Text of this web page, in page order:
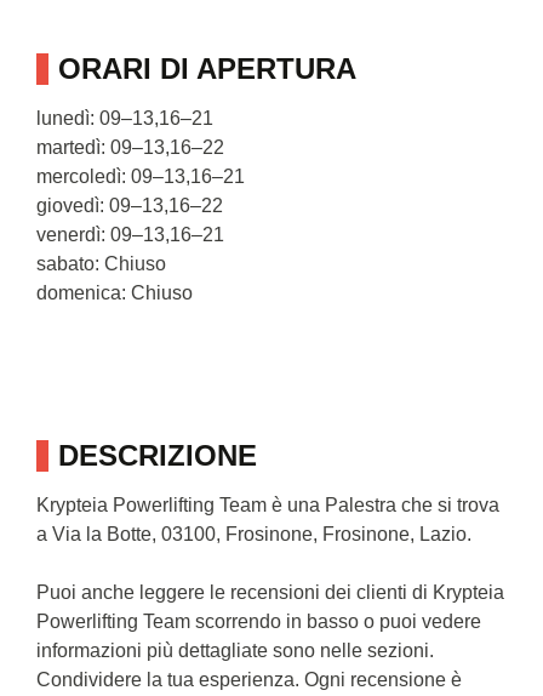
DESCRIZIONE
Krypteia Powerlifting Team è una Palestra che si trova
a Via la Botte, 03100, Frosinone, Frosinone, Lazio.
Puoi anche leggere le recensioni dei clienti di Krypteia
Powerlifting Team scorrendo in basso o puoi vedere
informazioni più dettagliate sono nelle sezioni.
Condividere la tua esperienza. Ogni recensione è
ORARI DI APERTURA
lunedì: 09–13,16–21
martedì: 09–13,16–22
mercoledì: 09–13,16–21
giovedì: 09–13,16–22
venerdì: 09–13,16–21
sabato: Chiuso
domenica: Chiuso